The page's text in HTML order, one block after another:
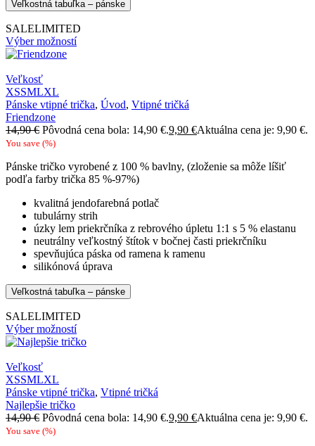
Veľkostná tabuľka – pánske
SALELIMITED
Výber možností
Veľkosť
XSSMLXL
Pánske vtipné trička, Úvod, Vtipné tričká
Friendzone
14,90€ Pôvodná cena bola: 14,90 €.9,90 €Aktuálna cena je: 9,90 €.
You save (%)
Pánske tričko vyrobené z 100 % bavlny, (zloženie sa môže líšiť
podľa farby trička 85 %-97%)
kvalitná jendofarebná potlač
tubulárny strih
úzky lem priekrčníka z rebrového úpletu 1:1 s 5 % elastanu
neutrálny veľkostný štítok v bočnej časti priekrčníku
spevňujúca páska od ramena k ramenu
silikónová úprava
Veľkostná tabuľka – pánske
SALELIMITED
Výber možností
Veľkosť
XSSMLXL
Pánske vtipné trička, Vtipné tričká
Najlepšie tričko
14,90€ Pôvodná cena bola: 14,90 €.9,90 €Aktuálna cena je: 9,90 €.
You save (%)